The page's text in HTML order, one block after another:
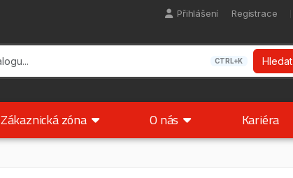
Přihlášení Registrace
CTRL+K Hledat
Zákaznická zóna O nás Kariéra